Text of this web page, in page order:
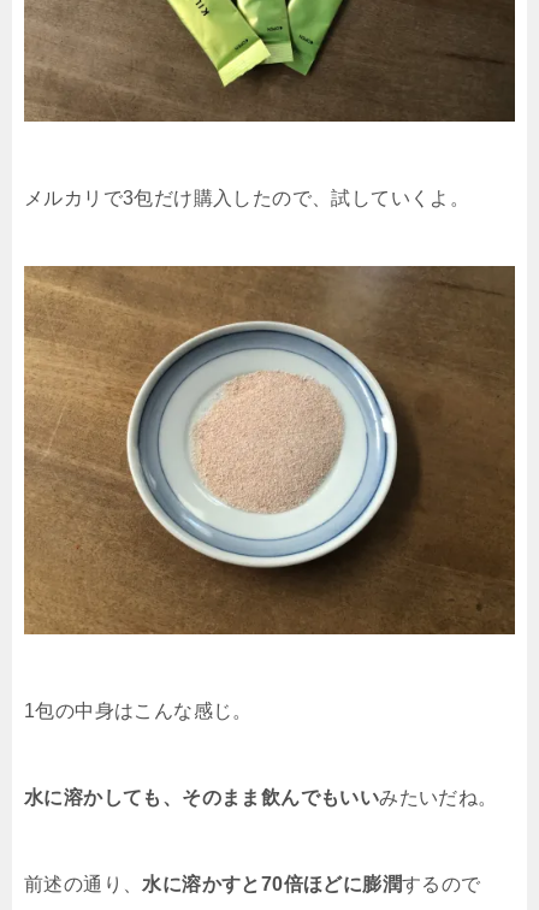
メルカリで3包だけ購入したので、試していくよ。
1包の中身はこんな感じ。
水に溶かしても、そのまま飲んでもいいみたいだね。
前述の通り、 水に溶かすと70倍ほどに膨潤するので